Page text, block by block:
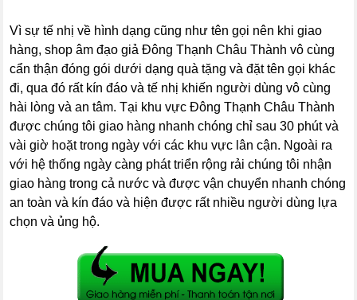
Vì sự tế nhị về hình dạng cũng như tên gọi nên khi giao
hàng, shop âm đạo giả Đông Thạnh Châu Thành vô cùng
cẩn thận đóng gói dưới dạng quà tặng và đặt tên gọi khác
đi, qua đó rất kín đáo và tế nhị khiến người dùng vô cùng
hài lòng và an tâm. Tại khu vực Đông Thạnh Châu Thành
được chúng tôi giao hàng nhanh chóng chỉ sau 30 phút và
vài giờ hoặt trong ngày với các khu vực lân cận. Ngoài ra
với hệ thống ngày càng phát triển rộng rải chúng tôi nhận
giao hàng trong cả nước và được vận chuyển nhanh chóng
an toàn và kín đáo và hiện được rất nhiều người dùng lựa
chọn và ủng hộ.